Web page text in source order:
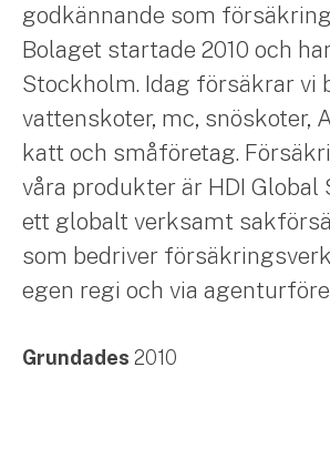
godkännande som
Bolaget startade 2010 och
Stockholm. Idag försäkrar vi
vattenskoter, mc, snöskoter,
katt och småföretag.
våra produkter är HDI Global
ett globalt verksamt
som bedriver
egen regi och via
Grundades 2010